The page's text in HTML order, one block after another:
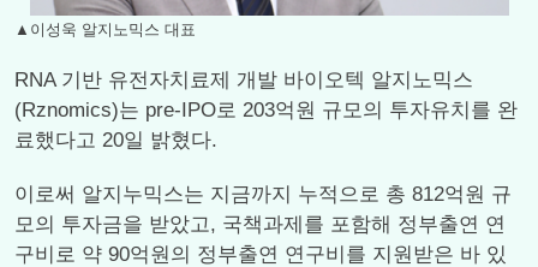
▲이성욱 알지노믹스 대표
RNA 기반 유전자치료제 개발 바이오텍 알지노믹스
(Rznomics)는 pre-IPO로 203억원 규모의 투자유치를 완
료했다고 20일 밝혔다.
이로써 알지누믹스는 지금까지 누적으로 총 812억원 규
모의 투자금을 받았고, 국책과제를 포함해 정부출연 연
구비로 약 90억원의 정부출연 연구비를 지원받은 바 있